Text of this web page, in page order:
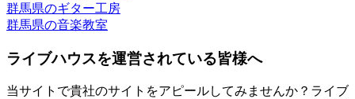
群馬県のギター工房
群馬県の音楽教室
ライブハウスを運営されている皆様へ
当サイトで貴社のサイトをアピールしてみませんか？ライブ